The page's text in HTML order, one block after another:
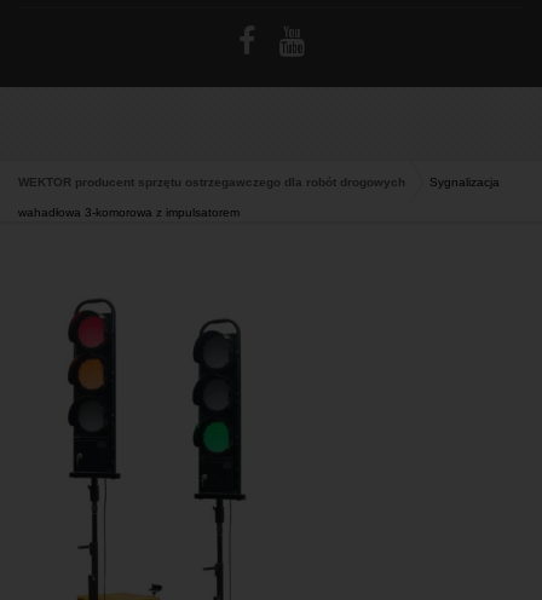
WEKTOR producent sprzętu ostrzegawczego dla robót drogowych Sygnalizacja
wahadłowa 3-komorowa z impulsatorem